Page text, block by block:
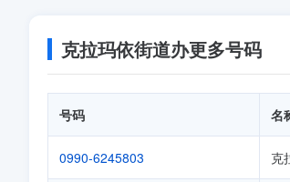
克拉玛依街道办更多号码
号码 名
0990-6245803 克